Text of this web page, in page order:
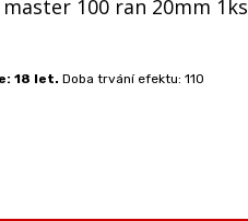
100 ran 20mm 1ks
18 let. Doba trvání efektu: 110